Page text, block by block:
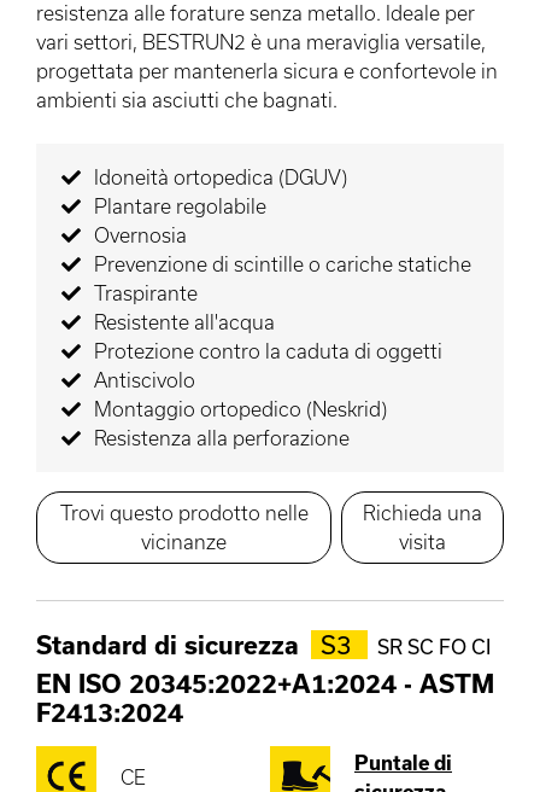
resistenza alle forature senza metallo. Ideale per
vari settori, BESTRUN2 è una meraviglia versatile,
progettata per mantenerla sicura e confortevole in
ambienti sia asciutti che bagnati.
Idoneità ortopedica (DGUV)
Plantare regolabile
Overnosia
Prevenzione di scintille o cariche statiche
Traspirante
Resistente all'acqua
Protezione contro la caduta di oggetti
Antiscivolo
Montaggio ortopedico (Neskrid)
Resistenza alla perforazione
Trovi questo prodotto nelle
vicinanze
Richieda una
visita
Standard di sicurezza S3 SR SC FO CI
EN ISO 20345:2022+A1:2024 - ASTM
F2413:2024
CE
Puntale di